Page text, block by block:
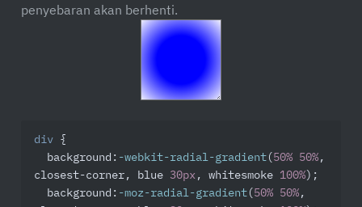
penyebaran akan berhenti.
div {
background : -webkit-radial-gradient ( 50% 50% ,
closest-corner, blue 30px , whitesmoke 100% );
background : -moz-radial-gradient ( 50% 50% ,